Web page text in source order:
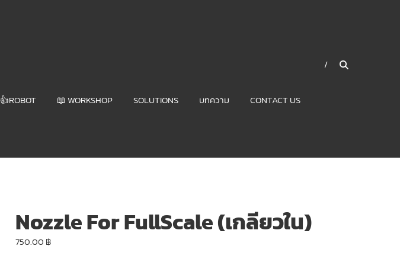
👍ROBOT 📖 WORKSHOP SOLUTIONS บทความ CONTACT US
Nozzle For FullScale (เกลียวใน)
750.00 ฿